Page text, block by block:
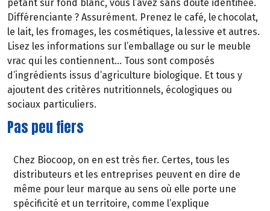
pétant sur fond blanc, vous l’avez sans doute identifiée.
Différenciante ? Assurément. Prenez le café, le chocolat,
le lait, les fromages, les cosmétiques, la lessive et autres.
Lisez les informations sur l’emballage ou sur le meuble
vrac qui les contiennent… Tous sont composés
d’ingrédients issus d’agriculture biologique. Et tous y
ajoutent des critères nutritionnels, écologiques ou
sociaux particuliers.
Pas peu fiers
Chez Biocoop, on en est très fier. Certes, tous les
distributeurs et les entreprises peuvent en dire de
même pour leur marque au sens où elle porte une
spécificité et un territoire, comme l’explique